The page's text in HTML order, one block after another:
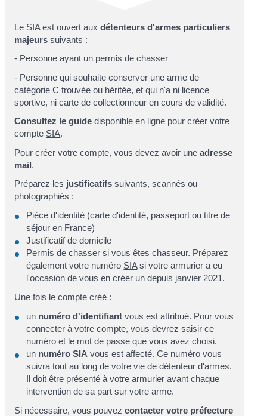
Le SIA est ouvert auxdétenteurs d'armes particuliers
majeurs suivants :
- Personne ayant un permis de chasser
- Personne qui souhaite conserver une arme de
catégorie C trouvée ou héritée, et qui n'a ni licence
sportive, ni carte de collectionneur en cours de validité.
Consultez le guide disponible en ligne pour créer votre
compte SIA.
Pour créer votre compte, vous devez avoir uneadresse
mail.
Préparez les justificatifs suivants, scannés ou
photographiés :
Pièce d'identité (carte d'identité, passeport ou titre de
séjour en France)
Justificatif de domicile
Permis de chasser si vous êtes chasseur. Préparez
également votre numéro SIAsi votre armurier a eu
l'occasion de vous en créer un depuis janvier 2021.
Une fois le compte créé :
un numéro d'identifiant vous est attribué. Pour vous
connecter à votre compte, vous devrez saisir ce
numéro et le mot de passe que vous avez choisi.
un numéro SIA vous est affecté. Ce numéro vous
suivra tout au long de votre vie de détenteur d'armes.
Il doit être présenté à votre armurier avant chaque
intervention de sa part sur votre arme.
Si nécessaire, vous pouvezcontacter votre préfecture